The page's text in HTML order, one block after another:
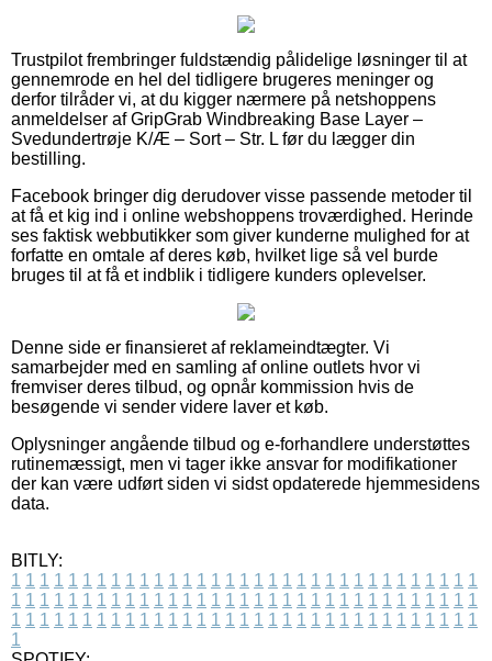
Trustpilot frembringer fuldstændig pålidelige løsninger til at
gennemrode en hel del tidligere brugeres meninger og
derfor tilråder vi, at du kigger nærmere på netshoppens
anmeldelser af GripGrab Windbreaking Base Layer –
Svedundertrøje K/Æ – Sort – Str. L før du lægger din
bestilling.
Facebook bringer dig derudover visse passende metoder til
at få et kig ind i online webshoppens troværdighed. Herinde
ses faktisk webbutikker som giver kunderne mulighed for at
forfatte en omtale af deres køb, hvilket lige så vel burde
bruges til at få et indblik i tidligere kunders oplevelser.
Denne side er finansieret af reklameindtægter. Vi
samarbejder med en samling af online outlets hvor vi
fremviser deres tilbud, og opnår kommission hvis de
besøgende vi sender videre laver et køb.
Oplysninger angående tilbud og e-forhandlere understøttes
rutinemæssigt, men vi tager ikke ansvar for modifikationer
der kan være udført siden vi sidst opdaterede hjemmesidens
data.
BITLY:
1 1 1 1 1 1 1 1 1 1 1 1 1 1 1 1 1 1 1 1 1 1 1 1 1 1 1 1 1 1 1 1 1
1 1 1 1 1 1 1 1 1 1 1 1 1 1 1 1 1 1 1 1 1 1 1 1 1 1 1 1 1 1 1 1 1
1 1 1 1 1 1 1 1 1 1 1 1 1 1 1 1 1 1 1 1 1 1 1 1 1 1 1 1 1 1 1 1 1
1